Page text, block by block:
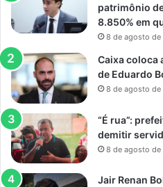
patrimônio
8.850% em
8 de agosto de
Caixa coloca
de Eduardo
8 de agosto de
“É rua”:
demitir
8 de agosto de
Jair Renan